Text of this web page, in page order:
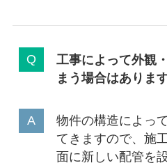
工事によって外観
まう場合はありま
物件の構造によっ
てきますので、施
面に新しい配管を